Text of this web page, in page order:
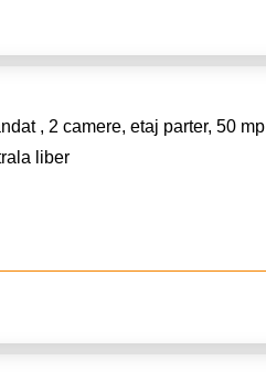
, 2 camere, etaj parter, 50 mp
liber